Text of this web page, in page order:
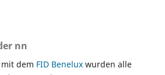
nn
dem FID Benelux wurden alle